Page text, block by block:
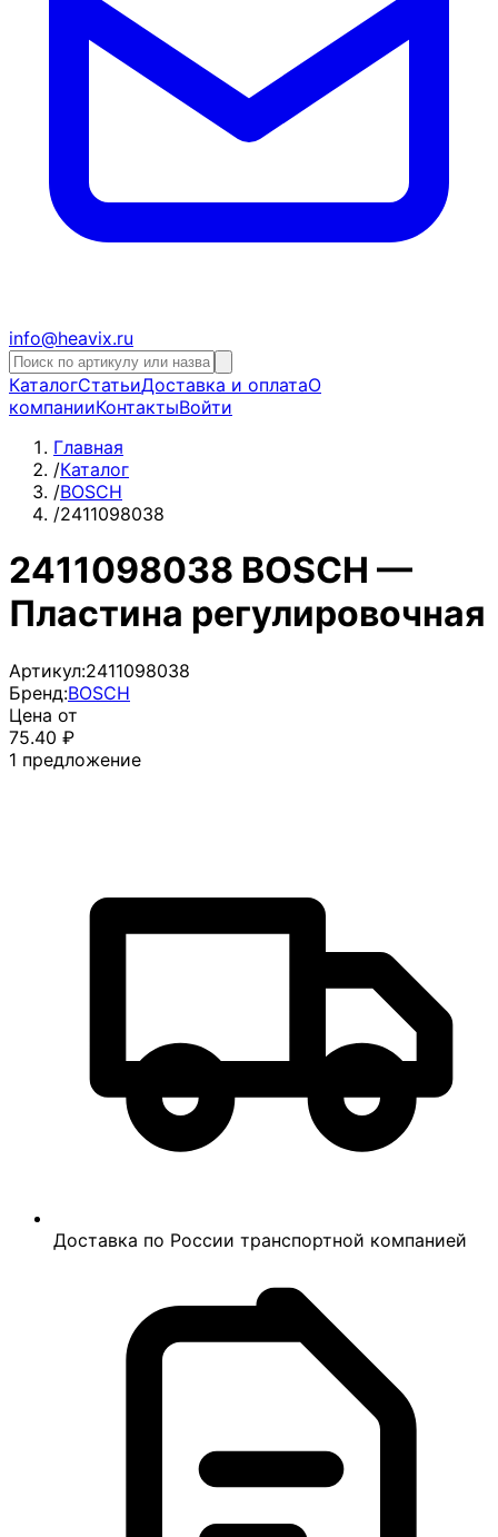
info@heavix.ru
КаталогСтатьиДоставка и оплатаО
компанииКонтактыВойти
Главная
/Каталог
/BOSCH
/2411098038
2411098038 BOSCH —
Пластина регулировочная
Артикул:2411098038
Бренд:BOSCH
Цена от
75.40 ₽
1 предложение
Доставка по России транспортной компанией